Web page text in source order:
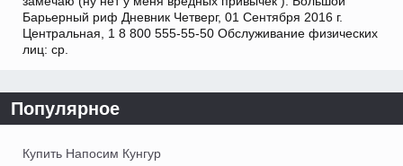
Барьерный риф Дневник Четверг, 01 Сентября 2016 г.
Центральная, 1 8 800 555-55-50 Обслуживание физических
лиц: ср.
Популярное
Купить Напосим Кунгур